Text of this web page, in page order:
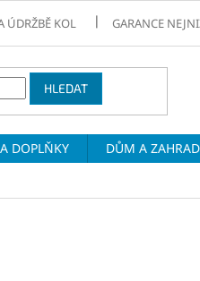
KOL GARANCE
HLEDAT
DOPLŇKY DŮM A